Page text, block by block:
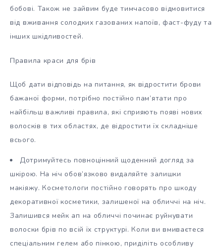
бобові. Також не зайвим буде тимчасово відмовитися
від вживання солодких газованих напоїв, фаст-фуду та
інших шкідливостей.
Правила краси для брів
Щоб дати відповідь на питання, як відростити брови
бажаної форми, потрібно постійно пам’ятати про
найбільш важливі правила, які сприяють появі нових
волосків в тих областях, де відростити їх складніше
всього.
Дотримуйтесь повноцінний щоденний догляд за
шкірою. На ніч обов’язково видаляйте залишки
макіяжу. Косметологи постійно говорять про шкоду
декоративної косметики, залишеної на обличчі на ніч.
Залишився мейк ап на обличчі починає руйнувати
волоски брів по всій їх структурі. Коли ви вмиваєтеся
спеціальним гелем або пінкою, приділіть особливу